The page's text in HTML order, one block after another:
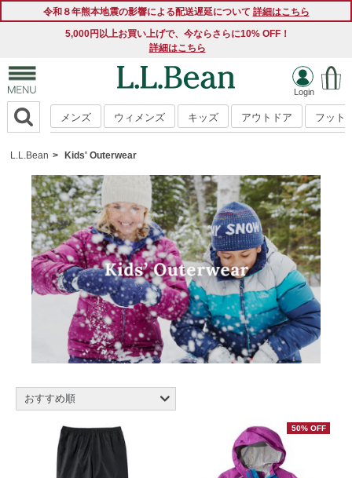
令和８年熊本地震の影響による配送遅延について 詳細はこちら
5,000円以上お買い上げで、今ならさらに10% OFF！
詳細はこちら
Summer Special Price 期間限定 最大 50％OFF！
詳細はこちら
メンズ ウィメンズ キッズ アウトドア フット
L.L.Bean Kids' Outerwear
おすすめ順
商品名順
価格の安い順
50% OFF